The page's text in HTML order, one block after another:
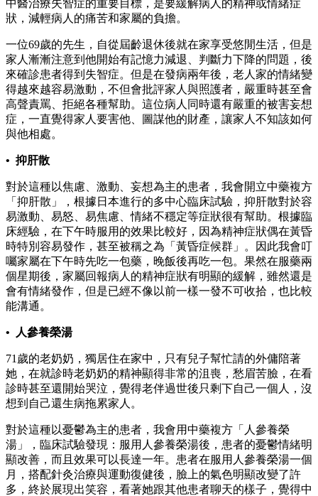
中醫治療失智症的重要目標，是要緩解病人的精神或情緒症
狀，減輕病人的痛苦和家屬的負擔。
一位69歲的先生，自從屆齡退休後就在家享受悠閒生活，但是
家人漸漸注意到他開始有記憶力減退、判斷力下降的問題，後
來確診患者得到失智症。但是在發病兩年後，老人家的情緒變
得越來越容易激動，不但會批評家人與照護者，嚴重時甚至會
高聲責罵、拒絕各種幫助。這位病人同時還有嚴重的被害妄想
症，一直覺得家人要害他、圖謀他的財產，讓家人不知該如何
與他相處。
• 抑肝散
對於這種以焦慮、激動、妄想為主的患者，我會開立中藥複方
「抑肝散」，根據日本進行的多中心臨床試驗，抑肝散對於容
易激動、易怒、易焦慮、情緒不穩定等症狀很有幫助。根據臨
床經驗，在下午時服用的效果比較好，因為精神症狀偶在黃昏
時特別容易發作，甚至被稱之為「黃昏症候群」。因此我會叮
囑家屬在下午時先吃一包藥，晚飯後再吃一包。果然在服藥兩
個星期後，家屬回報病人的精神症狀有明顯的緩解，雖然還是
會有情緒發作，但是已經不像以前一樣一發不可收拾，也比較
能溝通。
• 人參養榮湯
71歲的老奶奶，獨居住在家中，只有兒子幫忙請的外傭陪著
她，在就診時老奶奶的精神顯得非常的沮喪，愁眉苦臉，在看
診時甚至還開始哭泣，覺得老伴過世後只剩下自己一個人，沒
想到自己還生病拖累家人。
對於這種以憂鬱為主的患者，我會用中藥複方「人參養榮
湯」，臨床試驗發現：服用人參養榮湯後，患者的憂鬱情緒明
顯改善，而且效果可以長達一年。患者在服用人參養榮湯一個
月，搭配針灸治療與運動復健後，臉上的氣色明顯改變了許
多，終於展現出笑容，看著她跟其他患者聊天的樣子，覺得中